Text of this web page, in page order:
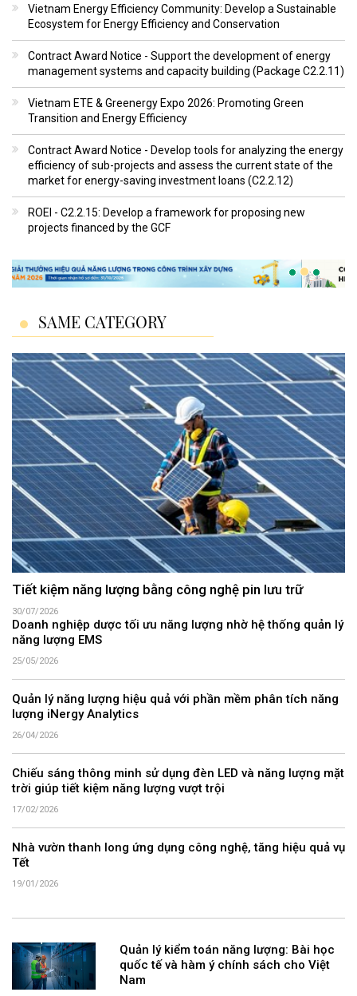
Vietnam Energy Efficiency Community: Develop a Sustainable
Ecosystem for Energy Efficiency and Conservation
Contract Award Notice - Support the development of energy
management systems and capacity building (Package C2.2.11)
Vietnam ETE & Greenergy Expo 2026: Promoting Green
Transition and Energy Efficiency
Contract Award Notice - Develop tools for analyzing the energy
efficiency of sub-projects and assess the current state of the
market for energy-saving investment loans (C2.2.12)
ROEI - C2.2.15: Develop a framework for proposing new
projects financed by the GCF
SAME CATEGORY
Tiết kiệm năng lượng bằng công nghệ pin lưu trữ
30/07/2026
Doanh nghiệp dược tối ưu năng lượng nhờ hệ thống quản lý
năng lượng EMS
25/05/2026
Quản lý năng lượng hiệu quả với phần mềm phân tích năng
lượng iNergy Analytics
26/04/2026
Chiếu sáng thông minh sử dụng đèn LED và năng lượng mặt
trời giúp tiết kiệm năng lượng vượt trội
17/02/2026
Nhà vườn thanh long ứng dụng công nghệ, tăng hiệu quả vụ
Tết
19/01/2026
Quản lý kiểm toán năng lượng: Bài học
quốc tế và hàm ý chính sách cho Việt
Nam